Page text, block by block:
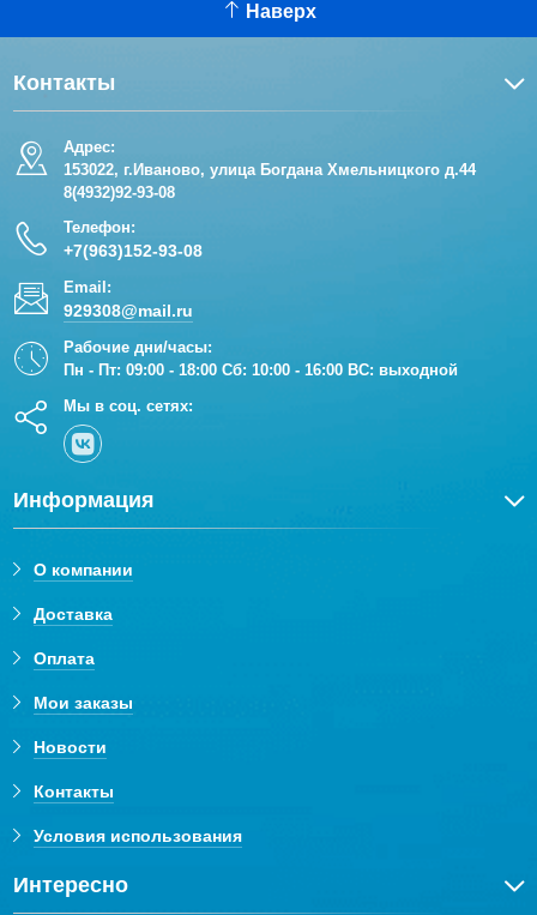
Наверх
Контакты
Адрес:
153022, г.Иваново, улица Богдана Хмельницкого д.44
8(4932)92-93-08
Телефон:
+7(963)152-93-08
Email:
929308@mail.ru
Рабочие дни/часы:
Пн - Пт: 09:00 - 18:00 Сб: 10:00 - 16:00 ВС: выходной
Мы в соц. сетях:
Информация
О компании
Доставка
Оплата
Мои заказы
Новости
Контакты
Условия использования
Интересно